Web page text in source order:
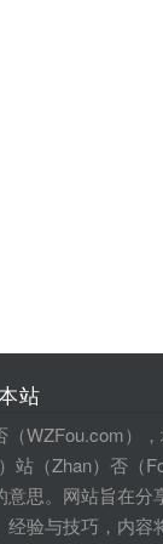
站
（WZFou.com）
）站（Zhan）否（
意思。网站旨在分
经验与技巧，内容